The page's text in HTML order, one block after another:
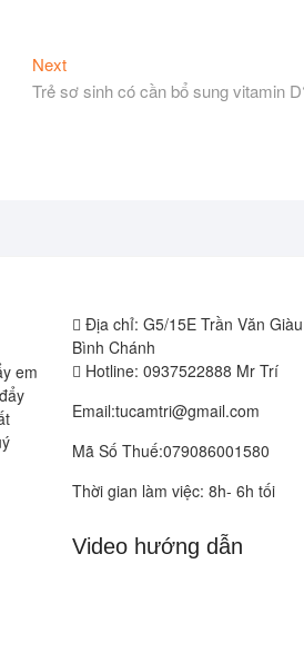
NextNext
post:
Trẻ sơ sinh có cần bổ sung vitamin
em
Địa chỉ: G5/15E Trần Văn
Bình Chánh
Hotline: 0937522888 Mr Trí
Email:tucamtri@gmail.com
Mã Số Thuế:079086001580
Thời gian làm việc: 8h- 6h tối
Video hướng dẫn